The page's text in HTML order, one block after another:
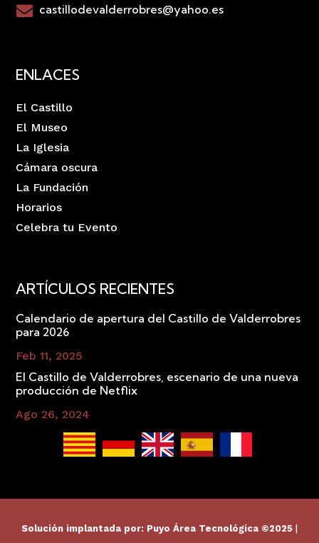
 castillodevalderrobres@yahoo.es
ENLACES
El Castillo
El Museo
La Iglesia
Cámara oscura
La Fundación
Horarios
Celebra tu Evento
ARTÍCULOS RECIENTES
Calendario de apertura del Castillo de Valderrobres
para 2026
Feb 11, 2025
El Castillo de Valderrobres, escenario de una nueva
producción de Netflix
Ago 26, 2024
Solución implantada por: Puyo Área Tecnológica ©2025